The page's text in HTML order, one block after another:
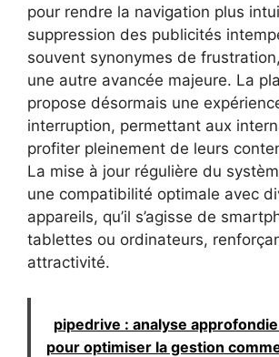
pour rendre la navigation plus
suppression des publicités
souvent synonymes de
une autre avancée majeure. La
propose désormais une
interruption, permettant aux
profiter pleinement de leurs
La mise à jour régulière du
une compatibilité optimale avec
appareils, qu’il s’agisse de
tablettes ou ordinateurs,
attractivité.
pipedrive : analyse approfondie
pour optimiser la gestion